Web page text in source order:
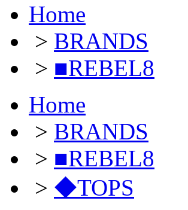
Home
> BRANDS
> ■REBEL8
Home
> BRANDS
> ■REBEL8
> ◆TOPS